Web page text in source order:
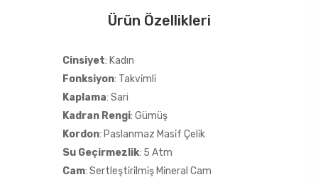
Ürün Özellikleri
Cinsiyet: Kadın
Fonksiyon: Takvi̇mli̇
Kaplama: Sari
Kadran Rengi: Gümüş
Kordon: Paslanmaz Masi̇f Çeli̇k
Su Geçirmezlik: 5 Atm
Cam: Sertleşti̇ri̇lmi̇ş Mi̇neral Cam